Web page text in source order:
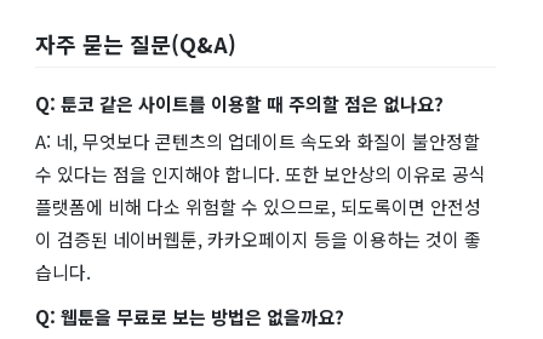
자주 묻는 질문(Q&A)
Q: 툰코 같은 사이트를 이용할 때 주의할 점은 없나요?
A: 네, 무엇보다 콘텐츠의 업데이트 속도와 화질이 불안정할
수 있다는 점을 인지해야 합니다. 또한 보안상의 이유로 공식
플랫폼에 비해 다소 위험할 수 있으므로, 되도록이면 안전성
이 검증된 네이버웹툰, 카카오페이지 등을 이용하는 것이 좋
습니다.
Q: 웹툰을 무료로 보는 방법은 없을까요?